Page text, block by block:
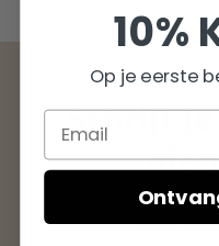
optie
gekozen
Schrijf
Schrijf je in voor
10%
Op je eerste